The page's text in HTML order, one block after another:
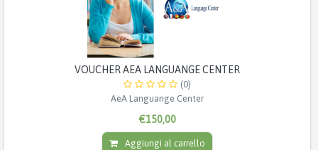
VOUCHER AEA LANGUANGE CENTER
(0)
AeA Languange Center
€150,00
Aggiungi al carrello